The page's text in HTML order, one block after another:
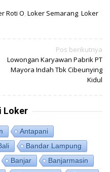
Roti O, Loker Semarang, Loker
Pos berikutnya
Lowongan Karyawan Pabrik PT
Mayora Indah Tbk Cibeunying
Kidul
Loker
Antapani
Bandar Lampung
Banjar
Banjarmasin